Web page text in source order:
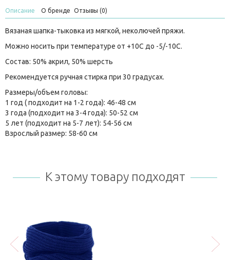
Описание О бренде Отзывы (0)
Вязаная шапка-тыковка из мягкой, неколючей пряжи.
Можно носить при температуре от +10C до -5/-10С.
Состав: 50% акрил, 50% шерсть
Рекомендуется ручная стирка при 30 градусах.
Размеры/объем головы:
1 год ( подходит на 1-2 года): 46-48 см
3 года (подходит на 3-4 года): 50-52 см
5 лет (подходит на 5-7 лет): 54-56 см
Взрослый размер: 58-60 см
К этому товару подходят